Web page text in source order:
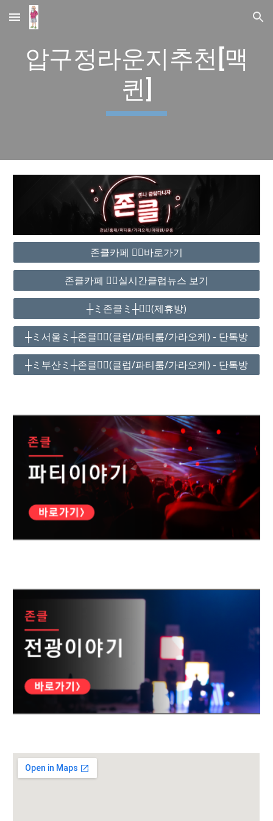
Skip to main content Skip to navigation
압구정라운지추천[맥
퀸]
존클카페 ❤️‍🔥바로가기
존클카페 ❤️‍🔥실시간클럽뉴스 보기
┼ミ존클ミ┼❤️‍🔥(제휴방)
┼ミ서울ミ┼존클❤️‍🔥(클럽/파티룸/가라오케) - 단톡방
┼ミ부산ミ┼존클❤️‍🔥(클럽/파티룸/가라오케) - 단톡방